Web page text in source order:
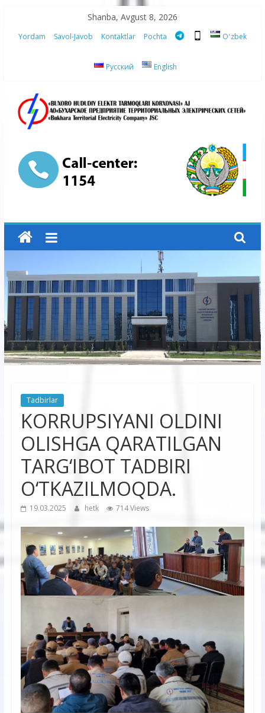
content
Shanba, Avgust 8, 2026
Yordam Savol-Javob Kontaktlar Pochta Oʻzbek
Русский English
“Buxoro
hududiy
elektr
tarmoqlari
korxonasi”
AJ
“Buxoro
hududiy
korxonasi”
Tadbirlar
KORRUPSIYANI OLDINI
OLISHGA QARATILGAN
TARG‘IBOT TADBIRI
O‘TKAZILMOQDA.
19.03.2025 hetk 714 Views